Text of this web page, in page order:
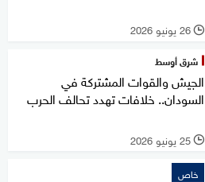
l 26 يونيو 2026
شرق أوسط
الجيش والقوات المشتركة في
السودان.. خلافات تهدد تحالف الحرب
l 25 يونيو 2026
خاص